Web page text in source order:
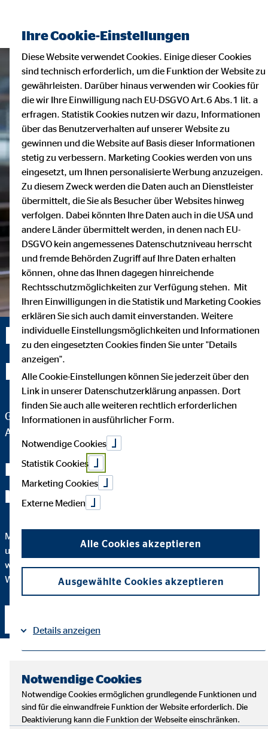
David Kajinic —
Korntal-Münchingen
Geschäftsstellenleiter für die OVB Vermögensberatung
AG
Ich stehe in puncto Finanzen
langfristig an Ihrer Seite.
Meine Beratung ist darauf ausgelegt, Sie in jeder Lebenslage zu
unterstützen und Ihre Finanz- und Vorsorgestrategie immer
wieder auf den neusten Stand zu bringen. Egal, wie sich Ihre
Wünsche jetzt und in Zukunft gestalten – ich bin für Sie da!
Ihre Cookie-Einstellungen
Diese Website verwendet Cookies. Einige dieser Cookies
sind technisch erforderlich, um die Funktion der Website zu
gewährleisten. Darüber hinaus verwenden wir Cookies für
die wir Ihre Einwilligung nach EU-DSGVO Art.6 Abs.1 lit. a
erfragen. Statistik Cookies nutzen wir dazu, Informationen
über das Benutzerverhalten auf unserer Website zu
gewinnen und die Website auf Basis dieser Informationen
stetig zu verbessern. Marketing Cookies werden von uns
eingesetzt, um Ihnen personalisierte Werbung anzuzeigen.
Zu diesem Zweck werden die Daten auch an Dienstleister
übermittelt, die Sie als Besucher über Websites hinweg
verfolgen. Dabei könnten Ihre Daten auch in die USA und
andere Länder übermittelt werden, in denen nach EU-
DSGVO kein angemessenes Datenschutzniveau herrscht
und fremde Behörden Zugriff auf Ihre Daten erhalten
können, ohne das Ihnen dagegen hinreichende
Rechtsschutzmöglichkeiten zur Verfügung stehen. Mit
Ihren Einwilligungen in die Statistik und Marketing Cookies
erklären Sie sich auch damit einverstanden. Weitere
individuelle Einstellungsmöglichkeiten und Informationen
zu den eingesetzten Cookies finden Sie unter "Details
anzeigen".
Alle Cookie-Einstellungen können Sie jederzeit über den
Link in unserer Datenschutzerklärung anpassen. Dort
finden Sie auch alle weiteren rechtlich erforderlichen
Informationen in ausführlicher Form.
Notwendige Cookies
Statistik Cookies
Marketing Cookies
Externe Medien
Alle Cookies akzeptieren
Ausgewählte Cookies akzeptieren
Details anzeigen
Notwendige Cookies
Notwendige Cookies ermöglichen grundlegende Funktionen und
sind für die einwandfreie Funktion der Website erforderlich. Die
Deaktivierung kann die Funktion der Webseite einschränken.